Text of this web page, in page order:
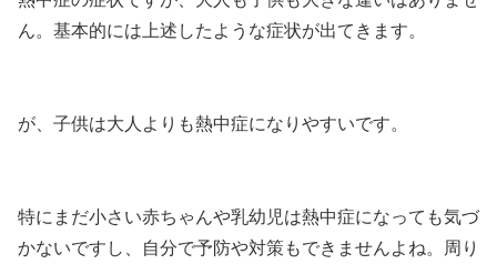
ん。基本的には上述したような症状が出てきます。
が、子供は大人よりも熱中症になりやすいです。
特にまだ小さい赤ちゃんや乳幼児は熱中症になっても気づ
かないですし、自分で予防や対策もできませんよね。周り